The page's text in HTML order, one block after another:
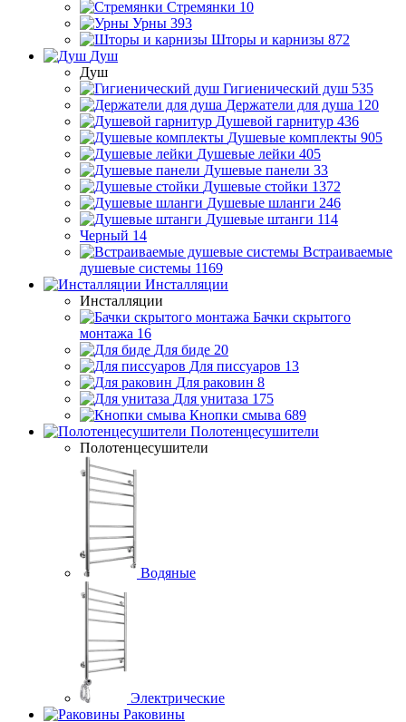
Стремянки 10
Урны 393
Шторы и карнизы 872
Душ
Душ
Гигиенический душ 535
Держатели для душа 120
Душевой гарнитур 436
Душевые комплекты 905
Душевые лейки 405
Душевые панели 33
Душевые стойки 1372
Душевые шланги 246
Душевые штанги 114
Черный 14
Встраиваемые
душевые системы 1169
Инсталляции
Инсталляции
Бачки скрытого
монтажа 16
Для биде 20
Для писсуаров 13
Для раковин 8
Для унитаза 175
Кнопки смыва 689
Полотенцесушители
Полотенцесушители
Водяные
Электрические
Раковины